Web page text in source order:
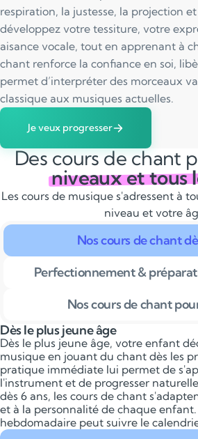
respiration, la justesse, la projection
développez votre tessiture, votre
aisance vocale, tout en apprenant à
chant renforce la confiance en soi,
permet d’interpréter des morceaux
classique aux musiques actuelles.
Je veux progresser
Des cours de chant
niveaux et tous
Les cours de musique s'adressent à
niveau et votre
Nos cours de chant
Perfectionnement &
Nos cours de chant
Dès le plus jeune âge
Dès le plus jeune âge, votre enfant
musique en jouant du chant dès les
pratique immédiate lui permet de
l'instrument et de progresser
dès 6 ans, les cours de chant
et à la personnalité de chaque
hebdomadaire peut suivre le